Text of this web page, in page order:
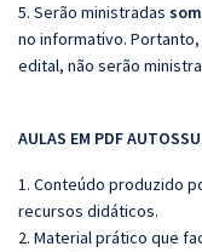
5. Serão ministradas
no informativo.
edital, não serão
AULAS EM PDF
1. Conteúdo produzido
recursos didáticos.
2. Material prático que